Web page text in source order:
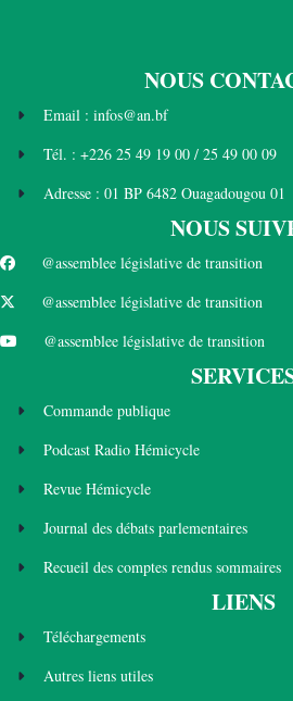
NOUS
Email : infos@an.bf
Tél. : +226 25 49 19 00 / 25 49 00 09
Adresse : 01 BP 6482 Ouagadougou 01
NOUS
@assemblee législative de transition
@assemblee législative de transition
@assemblee législative de transition
Commande publique
Podcast Radio Hémicycle
Revue Hémicycle
Journal des débats parlementaires
Recueil des comptes rendus sommaires
LIENS
Téléchargements
Autres liens utiles